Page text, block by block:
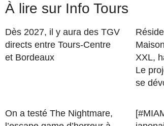
À lire sur Info Tours
Dès 2027, il y aura des TGV
directs entre Tours-Centre
et Bordeaux
XXL,
Le
se
On a testé The Nightmare,